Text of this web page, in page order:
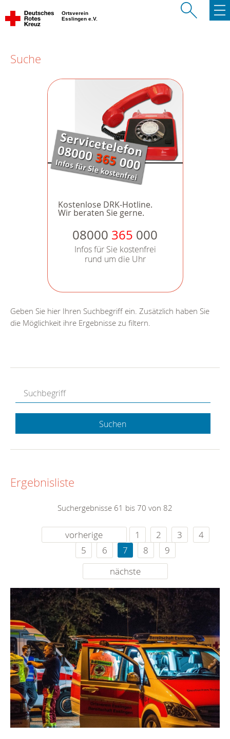
Ortsverein
Esslingen e.V.
Suche
Kostenlose DRK-Hotline.
Wir beraten Sie gerne.
08000 365 000
Infos für Sie kostenfrei
rund um die Uhr
Geben Sie hier Ihren Suchbegriff ein. Zusätzlich haben Sie
die Möglichkeit ihre Ergebnisse zu filtern.
Suchen
Ergebnisliste
Suchergebnisse 61 bis 70 von 82
vorherige 1 2 3
4
5
6 7 8
9
nächste